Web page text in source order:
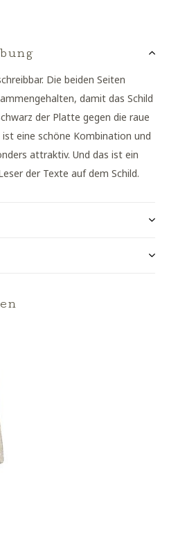
Die beiden Seiten
damit das Schild
der Platte gegen die raue
eine schöne Kombination und
attraktiv. Und das ist ein
der Texte auf dem Schild.